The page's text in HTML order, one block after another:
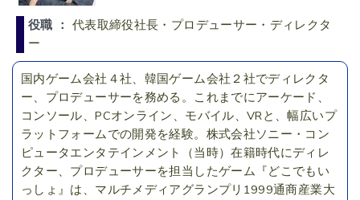
役職 ： 代表取締役社長・プロデューサー・ディレクタ
ー
国内ゲーム会社４社、韓国ゲーム会社２社でディレクタ
ー、プロデューサーを務める。これまでにアーケード、
コンソール、PCオンライン、モバイル、VRと、幅広いプ
ラットフォームでの開発を経験。株式会社ソニー・コン
ピュータエンタテインメント（当時）在籍時代にディレ
クター、プロデューサーを担当したゲーム『どこでもい
っしょ』は、マルチメディアグランプリ1999通商産業大